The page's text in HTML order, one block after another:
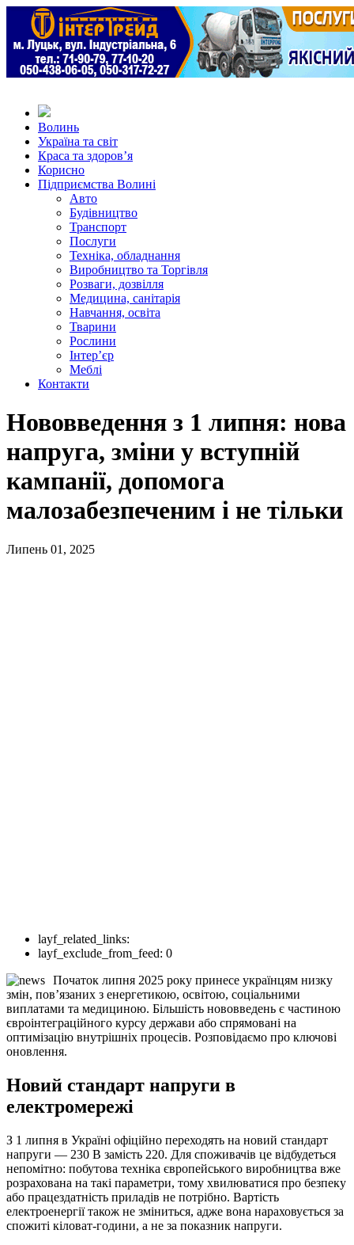
Волинь
Україна та світ
Краса та здоров’я
Корисно
Підприємства Волині
Авто
Будівництво
Транспорт
Послуги
Техніка, обладнання
Виробництво та Торгівля
Розваги, дозвілля
Медицина, санітарія
Навчання, освіта
Тварини
Рослини
Інтер’єр
Меблі
Контакти
Нововведення з 1 липня: нова
напруга, зміни у вступній
кампанії, допомога
малозабезпеченим і не тільки
Липень 01, 2025
layf_related_links:
layf_exclude_from_feed: 0
Початок липня 2025 року принесе українцям низку
змін, пов’язаних з енергетикою, освітою, соціальними
виплатами та медициною. Більшість нововведень є частиною
євроінтеграційного курсу держави або спрямовані на
оптимізацію внутрішніх процесів. Розповідаємо про ключові
оновлення.
Новий стандарт напруги в
електромережі
З 1 липня в Україні офіційно переходять на новий стандарт
напруги — 230 В замість 220. Для споживачів це відбудеться
непомітно: побутова техніка європейського виробництва вже
розрахована на такі параметри, тому хвилюватися про безпеку
або працездатність приладів не потрібно. Вартість
електроенергії також не зміниться, адже вона нараховується за
спожиті кіловат-години, а не за показник напруги.